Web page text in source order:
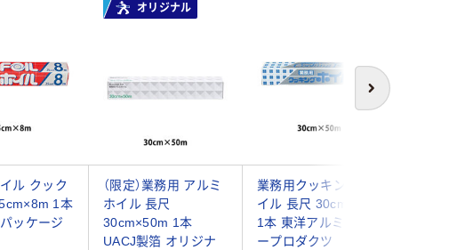
次へ
オリジナル
ル クック
1本
ッケージ
（限定）業務用 アルミ
ホイル 長尺
30cm×50m 1本
UACJ製箔 オリジナ
業務用クッキングホ
イル 長尺 30cm×50m
1本 東洋アルミエコ
ープロダクツ